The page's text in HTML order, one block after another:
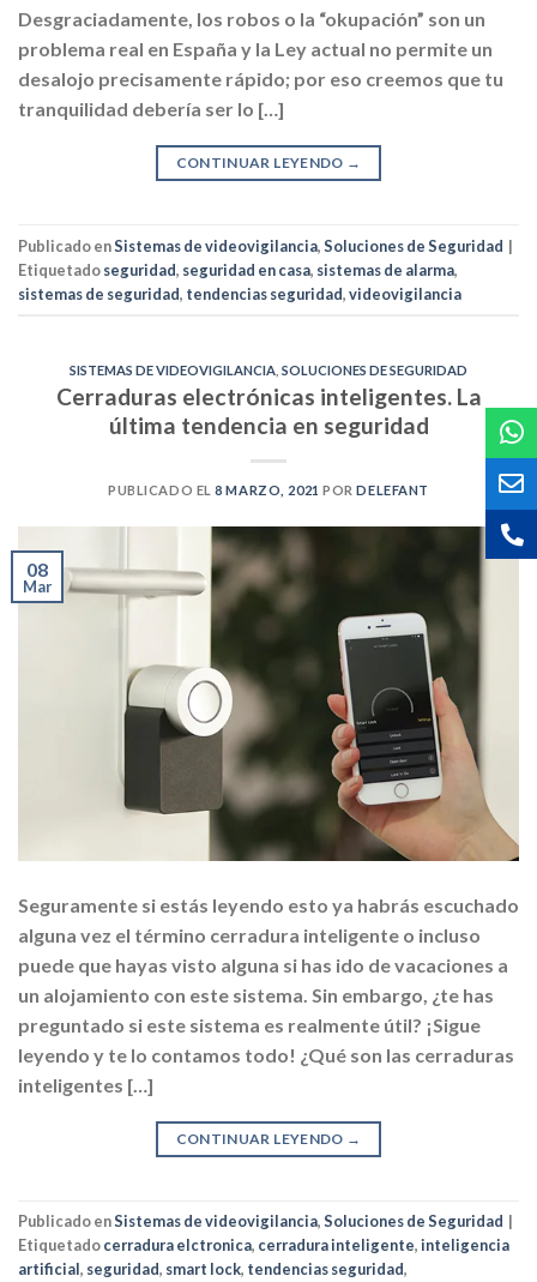
Desgraciadamente, los robos o la “okupación” son un
problema real en España y la Ley actual no permite un
desalojo precisamente rápido; por eso creemos que tu
tranquilidad debería ser lo […]
CONTINUAR LEYENDO →
Publicado enSistemas de videovigilancia,Soluciones de Seguridad |
Etiquetadoseguridad, seguridad en casa, sistemas de alarma,
sistemas de seguridad, tendencias seguridad,videovigilancia
SISTEMAS DE VIDEOVIGILANCIA SOLUCIONES DE SEGURIDAD
Cerraduras electrónicas inteligentes. La
última tendencia en seguridad
PUBLICADO EL8 MARZO, 2021 PORDELEFANT
08
Mar
Seguramente si estás leyendo esto ya habrás escuchado
alguna vez el término cerradura inteligente o incluso
puede que hayas visto alguna si has ido de vacaciones a
un alojamiento con este sistema. Sin embargo, ¿te has
preguntado si este sistema es realmente útil? ¡Sigue
leyendo y te lo contamos todo! ¿Qué son las cerraduras
inteligentes […]
CONTINUAR LEYENDO →
Publicado enSistemas de videovigilancia,Soluciones de Seguridad |
Etiquetadocerradura elctronica, cerradura inteligente,inteligencia
artificial, seguridad, smart lock, tendencias seguridad,